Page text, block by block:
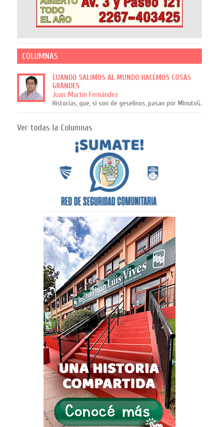
COLUMNAS
CUANDO SALIMOS AL MUNDO HACEMOS COSAS
GRANDES
Juan Martín Fernández
Historias, que, si son de geselinos, pasan por MinutoG.
Ver todas la Columnas